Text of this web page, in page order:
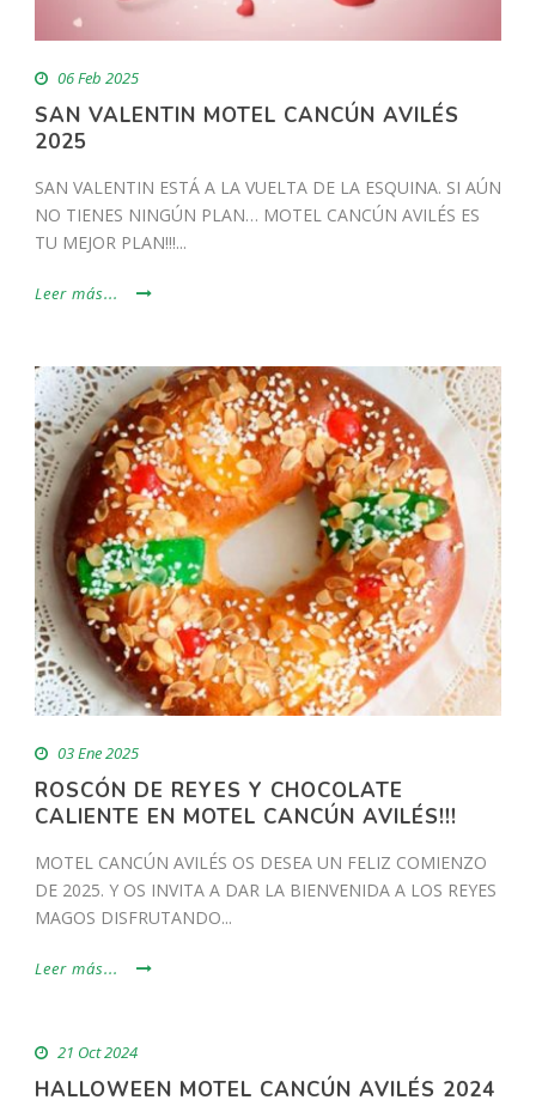
06 Feb 2025
SAN VALENTIN MOTEL CANCÚN AVILÉS
2025
SAN VALENTIN ESTÁ A LA VUELTA DE LA ESQUINA. SI AÚN
NO TIENES NINGÚN PLAN… MOTEL CANCÚN AVILÉS ES
TU MEJOR PLAN!!!...
Leer más...
03 Ene 2025
ROSCÓN DE REYES Y CHOCOLATE
CALIENTE EN MOTEL CANCÚN AVILÉS!!!
MOTEL CANCÚN AVILÉS OS DESEA UN FELIZ COMIENZO
DE 2025. Y OS INVITA A DAR LA BIENVENIDA A LOS REYES
MAGOS DISFRUTANDO...
Leer más...
21 Oct 2024
HALLOWEEN MOTEL CANCÚN AVILÉS 2024